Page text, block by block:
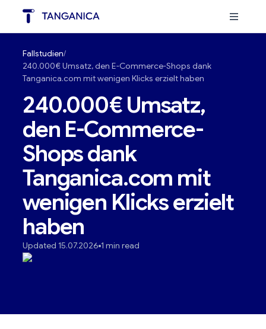
Fallstudien
240.000€ Umsatz, den E-Commerce-Shops dank
Tanganica.com mit wenigen Klicks erzielt haben
240.000€ Umsatz,
den E-Commerce-
Shops dank
Tanganica.com mit
wenigen Klicks erzielt
haben
Updated 15.07.2026 1 min read